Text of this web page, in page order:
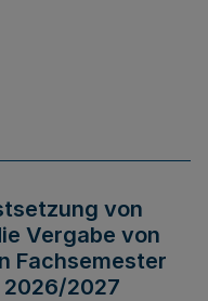
von
Vergabe von
Fachsemester
2027